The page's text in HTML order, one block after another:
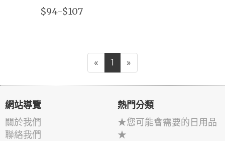
$94-$107
« 1 »
網站導覽
關於我們
聯絡我們
熱門分類
★您可能會需要的日用品
★